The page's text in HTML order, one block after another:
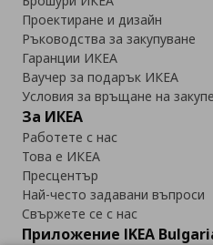
Проектиране и дизайн
Ръководства за закупуване
Гаранции ИКЕА
Ваучер за подарък ИКЕА
Условия за връщане на
За ИКЕА
Работете с нас
Това е ИКЕА
Пресцентър
Най-често задавани въпроси
Свържете се с нас
Приложение IKEA